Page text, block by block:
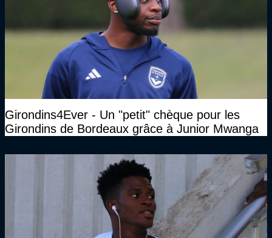
Girondins4Ever - Un "petit" chèque pour les
Girondins de Bordeaux grâce à Junior Mwanga